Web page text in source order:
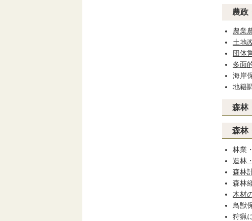
農政
農業
土地
団体
多面
海岸
地籍
森林
森林
林業
造林
森林
森林
木材
鳥獣
狩猟